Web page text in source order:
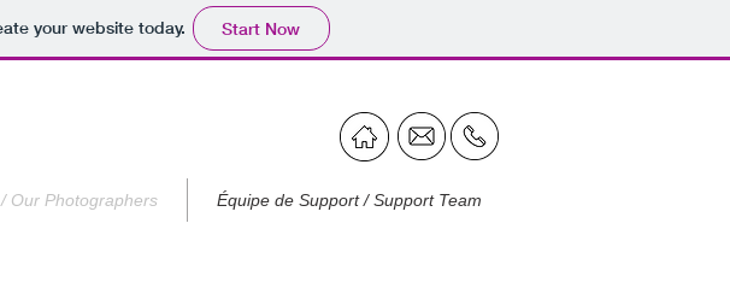
your website today. Start Now
Our Photographers Équipe de Support / Support Team